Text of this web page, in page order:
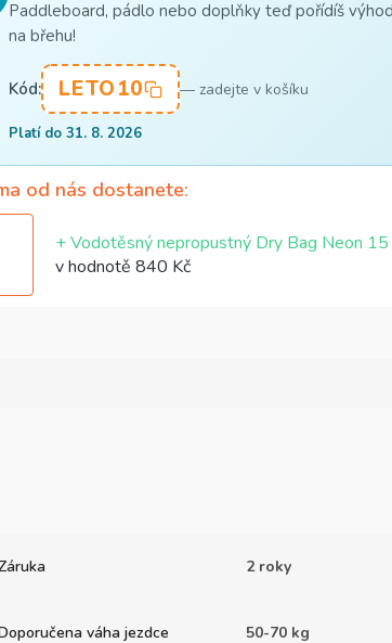
Paddleboard, pádlo nebo doplňky teď pořídíš
na břehu!
Kód: LETO10 — zadejte v košíku
Platí do 31. 8. 2026
od nás dostanete
+ Vodotěsný nepropustný Dry Bag Neon
v hodnotě 840 Kč
2 roky
váha jezdce 50-70 kg